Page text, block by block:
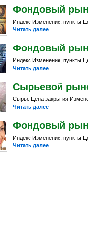
Фондовый
Индекс Изменение, пункты
Читать далее
Фондовый
Индекс Изменение, пункты
Читать далее
Сырьевой
Сырье Цена закрытия
Читать далее
Фондовый
Индекс Изменение, пункты
Читать далее